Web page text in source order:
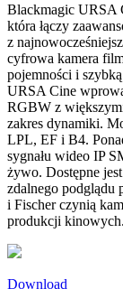
Blackmagic URSA
która łączy
z
cyfrowa kamera
pojemności i
URSA Cine
RGBW z
zakres dynamiki.
LPL, EF i B4.
sygnału wideo IP
żywo. Dostępne
zdalnego podglądu
i Fischer czynią
produkcji kinowych.
Download